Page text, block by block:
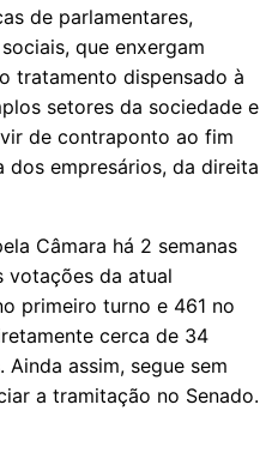
de parlamentares,
que enxergam
tratamento dispensado à
setores da sociedade e
de contraponto ao fim
dos empresários, da direita
Câmara há 2 semanas
votações da atual
primeiro turno e 461 no
cerca de 34
assim, segue sem
a tramitação no Senado.